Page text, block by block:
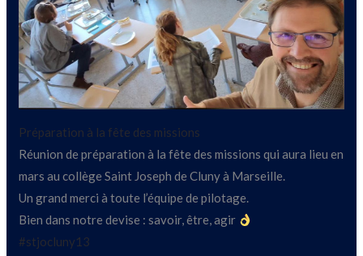
Préparation à la fête des missions
Réunion de préparation à la fête des missions qui aura lieu en
mars au collège Saint Joseph de Cluny à Marseille.
Un grand merci à toute l’équipe de pilotage.
Bien dans notre devise : savoir, être, agir
#stjocluny13